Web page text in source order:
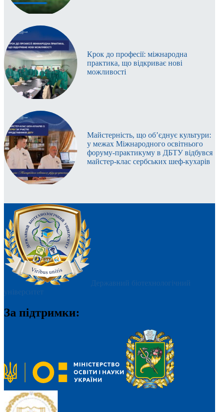
Крок до професії: міжнародна
практика, що відкриває нові
можливості
Майстерність, що об’єднує культури:
у межах Міжнародного освітнього
форуму-практикуму в ДБТУ відбувся
майстер-клас сербських шеф-кухарів
Державний біотехнологічний
університет
За підтримки: